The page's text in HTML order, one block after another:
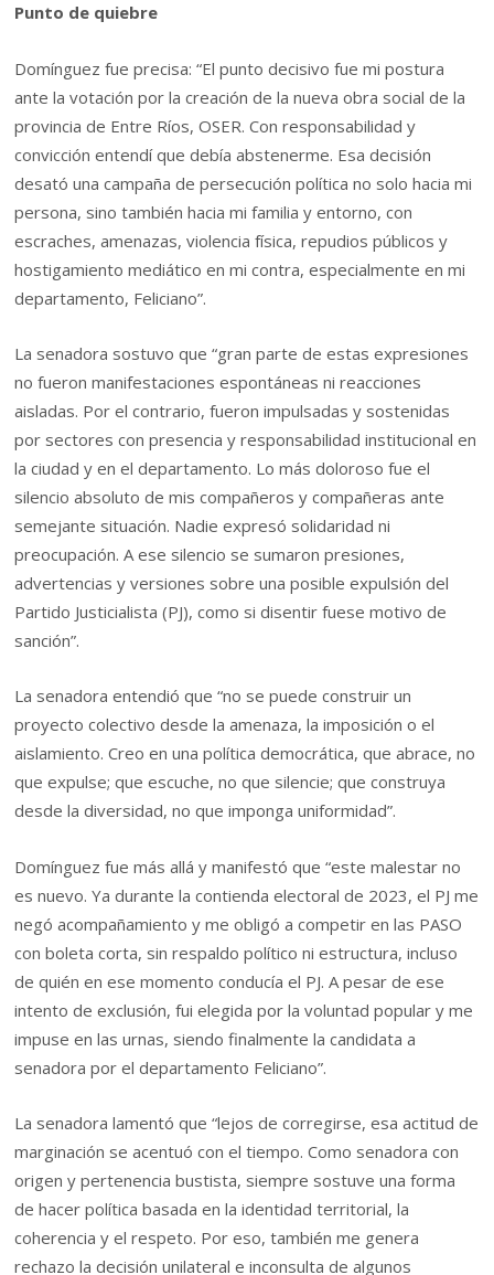
Punto de quiebre
Domínguez fue precisa: “El punto decisivo fue mi postura
ante la votación por la creación de la nueva obra social de la
provincia de Entre Ríos, OSER. Con responsabilidad y
convicción entendí que debía abstenerme. Esa decisión
desató una campaña de persecución política no solo hacia mi
persona, sino también hacia mi familia y entorno, con
escraches, amenazas, violencia física, repudios públicos y
hostigamiento mediático en mi contra, especialmente en mi
departamento, Feliciano”.
La senadora sostuvo que “gran parte de estas expresiones
no fueron manifestaciones espontáneas ni reacciones
aisladas. Por el contrario, fueron impulsadas y sostenidas
por sectores con presencia y responsabilidad institucional en
la ciudad y en el departamento. Lo más doloroso fue el
silencio absoluto de mis compañeros y compañeras ante
semejante situación. Nadie expresó solidaridad ni
preocupación. A ese silencio se sumaron presiones,
advertencias y versiones sobre una posible expulsión del
Partido Justicialista (PJ), como si disentir fuese motivo de
sanción”.
La senadora entendió que “no se puede construir un
proyecto colectivo desde la amenaza, la imposición o el
aislamiento. Creo en una política democrática, que abrace, no
que expulse; que escuche, no que silencie; que construya
desde la diversidad, no que imponga uniformidad”.
Domínguez fue más allá y manifestó que “este malestar no
es nuevo. Ya durante la contienda electoral de 2023, el PJ me
negó acompañamiento y me obligó a competir en las PASO
con boleta corta, sin respaldo político ni estructura, incluso
de quién en ese momento conducía el PJ. A pesar de ese
intento de exclusión, fui elegida por la voluntad popular y me
impuse en las urnas, siendo finalmente la candidata a
senadora por el departamento Feliciano”.
La senadora lamentó que “lejos de corregirse, esa actitud de
marginación se acentuó con el tiempo. Como senadora con
origen y pertenencia bustista, siempre sostuve una forma
de hacer política basada en la identidad territorial, la
coherencia y el respeto. Por eso, también me genera
rechazo la decisión unilateral e inconsulta de algunos